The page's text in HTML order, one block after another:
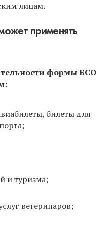
лицам.
применять
формы БСО
билеты для
и туризма;
ветеринаров;